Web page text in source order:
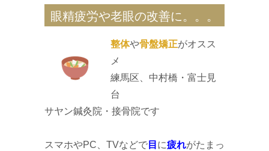
眼精疲労や老眼の改善に。。。
整体や骨盤矯正がオスス
メ
練馬区、中村橋・富士見
台
サヤン鍼灸院・接骨院です
スマホやPC、TVなどで 目 に疲れがたまっ